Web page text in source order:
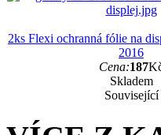
2ks Flexi ochranná fólie na
2016
Cena:187
Skladem
Související